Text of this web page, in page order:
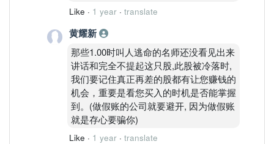
Like · 1 year · translate
黄耀新
那些1.00时叫人逃命的名师还没看见出来
讲话和完全不提起这只股,此股被冷落时,
我们要记住真正再差的股都有让您赚钱的
机会，重要是看您买入的时机是否能掌握
到。(做假账的公司就要避开, 因为做假账
就是存心要骗你)
Like · 1 year · translate